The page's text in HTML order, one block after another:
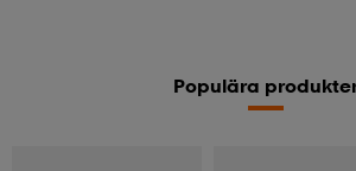
Populära